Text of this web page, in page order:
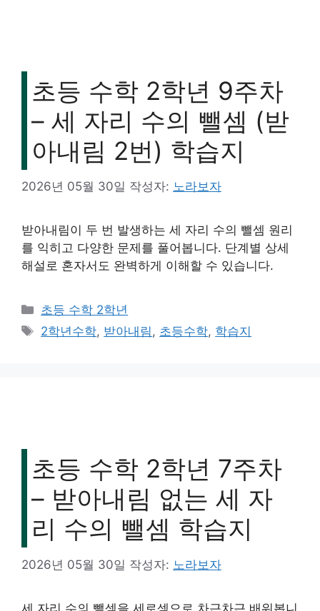
초등 수학 2학년 9주차
– 세 자리 수의 뺄셈 (받
아내림 2번) 학습지
2026년 05월 30일 작성자: 노라보자
받아내림이 두 번 발생하는 세 자리 수의 뺄셈 원리
를 익히고 다양한 문제를 풀어봅니다. 단계별 상세
해설로 혼자서도 완벽하게 이해할 수 있습니다.
카
테
초등 수학 2학년
태
2학년수학, 받아내림, 초등수학, 학습지
초등 수학 2학년 7주차
– 받아내림 없는 세 자
리 수의 뺄셈 학습지
2026년 05월 30일 작성자: 노라보자
세 자리 수의 뺄셈을 세로셈으로 차근차근 배워봅니